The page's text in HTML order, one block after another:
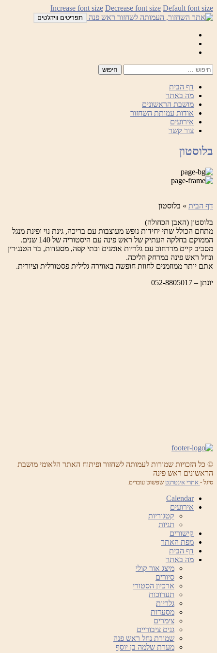
לדלג
לתוכן
Increase font size Decrease font size Default font size
תפריטים ווידג'טים
דף הבית
מה באתר
מושבת הראשונים
אודות עמותת השחזור
אירועים
צור קשר
בלוסטון
דף הבית » בלוסטון
בלוסטון (האבן הכחולה)
מתחם הכולל שתי יחידות נופש מעוצבות עם בריכה, גינת נוי ופינת מנגל
הממוקם בחלקה העתיק של ראש פינה עם היסטוריה של 140 שנים.
מסביב קיים מדרחוב עם גלריות אומנים ובתי קפה, מסעדות, בר הטנג׳רין
ונחל ראש פינה במרחק הליכה.
אתם יותר ממוזמנים לחוות חופשה באווירה גלילית פסטורלית וציורית.
יונתן – 052-8805017
© כל הזכויות שמורות לעמותה לשחזור ופיתוח האתר הלאומי מושבת
הראשונים ראש פינה
סיגל - אתרי אינטרנט שפשוט עובדים.
Calendar
אירועים
קטגוריות
תגיות
קישורים
מפת האתר
דף הבית
מה באתר
מיצג אור קולי
סיורים
ארכיון הסטורי
תערוכות
גלריות
מסעדות
צימרים
גנים ציבוריים
שמורת נחל ראש פנה
מערת שלמה בן יוסף